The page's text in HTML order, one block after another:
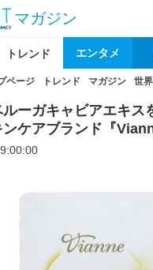
マガジン
トレンド エンタメ
ページ トレンド マガジン 世
ーガキャビアエキス
ンケアブランド『